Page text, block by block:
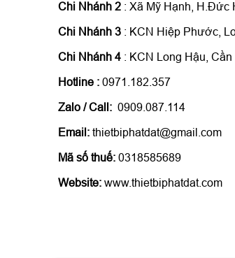
Chi Nhánh 2: Xã Mỹ Hạnh, H.Đức
Chi Nhánh 3: KCN Hiệp Phước,
Chi Nhánh 4: KCN Long Hậu, Cần
Hotline : 0971.182.357
Zalo / Call:0909.087.114
Email:thietbiphatdat@gmail.com
Mã số thuế: 0318585689
Website:www.thietbiphatdat.com